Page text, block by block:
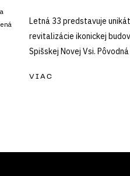
Letná 33 predstavuje
revitalizácie ikonickej
Spišskej Novej Vsi.
sa transformuje na
VIAC